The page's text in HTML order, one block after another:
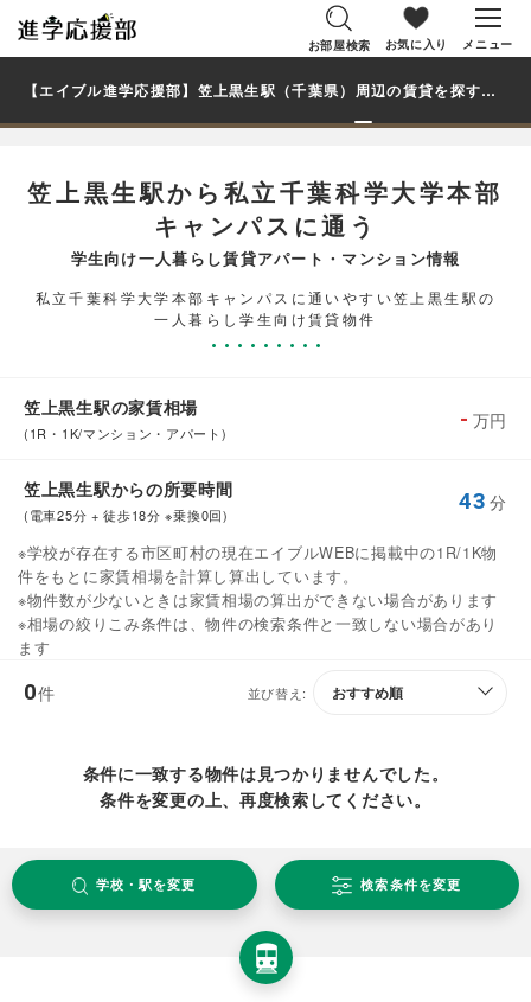
お部屋検索 お気に入り メニュー
【エイブル進学応援部】笠上黒生駅（千葉県）周辺の賃貸を探す｜私立千葉科学大学本部キャンパス学生・大学生の一人暮らし向け賃貸マンション・アパート
笠上黒生駅から私立千葉科学大学本部
キャンパスに通う
学生向け一人暮らし賃貸アパート・マンション情報
私立千葉科学大学本部キャンパスに通いやすい笠上黒生駅の
一人暮らし学生向け賃貸物件
笠上黒生駅の家賃相場
(1R・1K/マンション・アパート)
- 万円
笠上黒生駅からの所要時間
(電車25分 + 徒歩18分 ※乗換0回)
43 分
※学校が存在する市区町村の現在エイブルWEBに掲載中の1R/1K物
件をもとに家賃相場を計算し算出しています。
※物件数が少ないときは家賃相場の算出ができない場合があります
※相場の絞りこみ条件は、物件の検索条件と一致しない場合があり
ます
0件 並び替え:
条件に一致する物件は見つかりませんでした。
条件を変更の上、再度検索してください。
学校・駅を変更 検索条件を変更